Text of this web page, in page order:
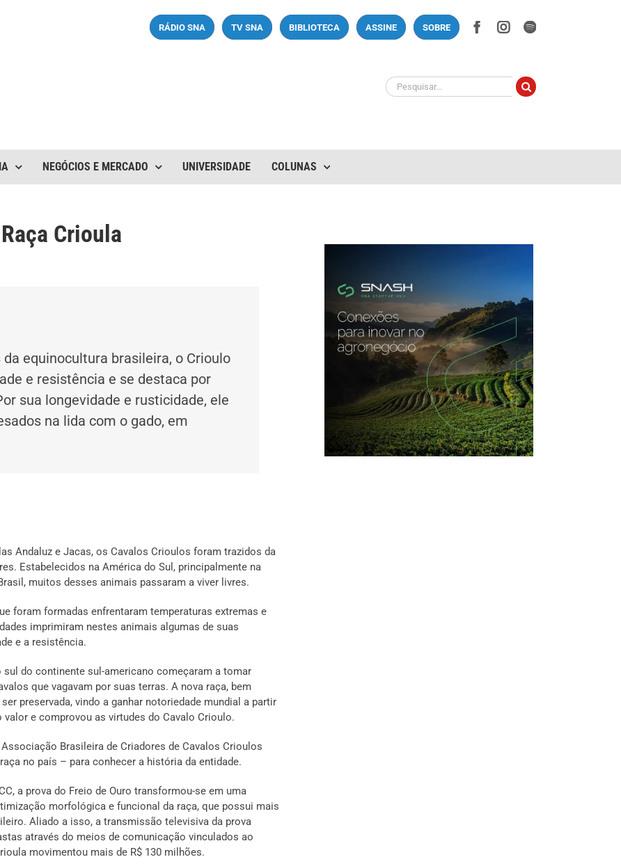
RÁDIO SNA TV SNA BIBLIOTECA ASSINE SOBRE Facebook
Instagram
Spotify
Buscar
resultados
NEGÓCIOS E MERCADO UNIVERSIDADE COLUNAS
Crioula
equinocultura brasileira, o Crioulo
e resistência e se destaca por
sua longevidade e rusticidade, ele
na lida com o gado, em
Andaluz e Jacas, os Cavalos Crioulos foram trazidos da
Estabelecidos na América do Sul, principalmente na
muitos desses animais passaram a viver livres.
foram formadas enfrentaram temperaturas extremas e
imprimiram nestes animais algumas de suas
e a resistência.
do continente sul-americano começaram a tomar
que vagavam por suas terras. A nova raça, bem
preservada, vindo a ganhar notoriedade mundial a partir
e comprovou as virtudes do Cavalo Crioulo.
Brasileira de Criadores de Cavalos Crioulos
no país – para conhecer a história da entidade.
a prova do Freio de Ouro transformou-se em uma
morfológica e funcional da raça, que possui mais
Aliado a isso, a transmissão televisiva da prova
através do meios de comunicação vinculados ao
movimentou mais de R$ 130 milhões.